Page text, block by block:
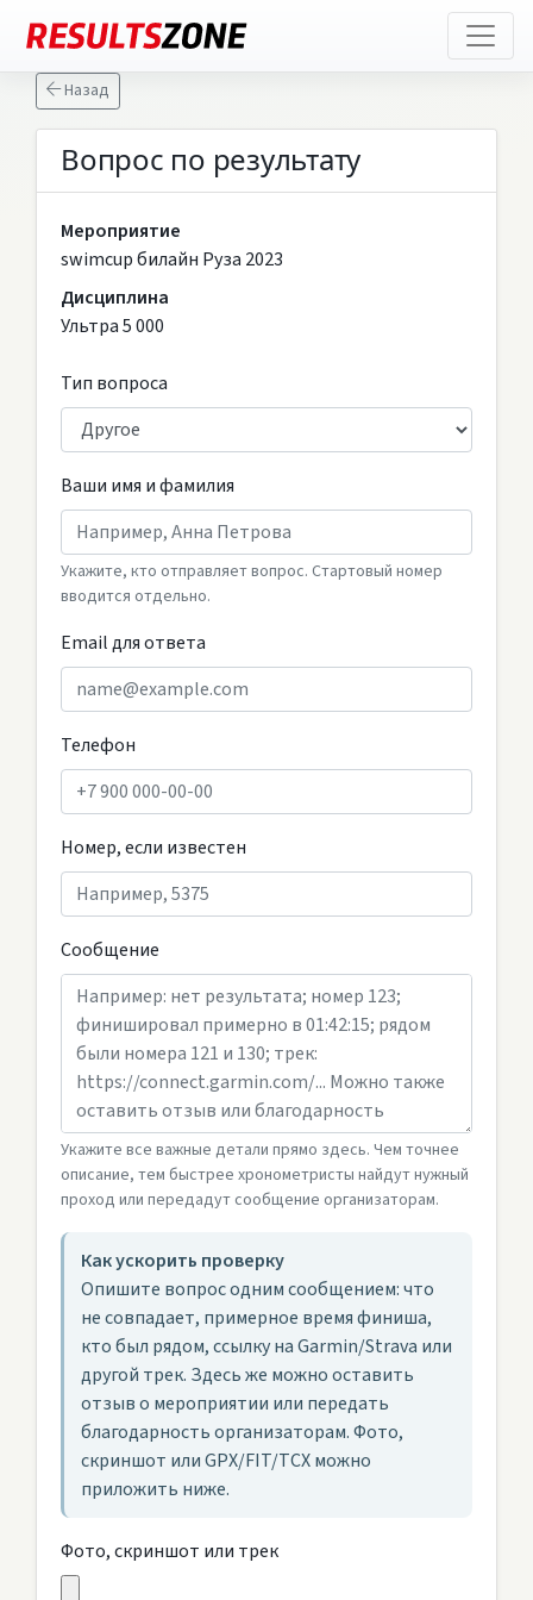
Назад
Вопрос по результату
Мероприятие
swimcup билайн Руза 2023
Дисциплина
Ультра 5 000
Тип вопроса
Ваши имя и фамилия
Укажите, кто отправляет вопрос. Стартовый номер
вводится отдельно.
Email для ответа
Телефон
Номер, если известен
Сообщение
Укажите все важные детали прямо здесь. Чем точнее
описание, тем быстрее хронометристы найдут нужный
проход или передадут сообщение организаторам.
Как ускорить проверку
Опишите вопрос одним сообщением: что
не совпадает, примерное время финиша,
кто был рядом, ссылку на Garmin/Strava или
другой трек. Здесь же можно оставить
отзыв о мероприятии или передать
благодарность организаторам. Фото,
скриншот или GPX/FIT/TCX можно
приложить ниже.
Фото, скриншот или трек